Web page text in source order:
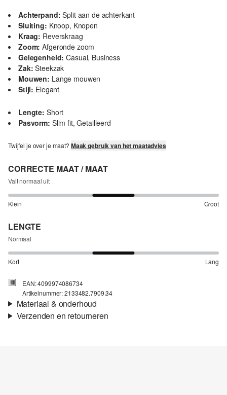
Achterpand: Split aan de achterkant
Sluiting: Knoop, Knopen
Kraag: Reverskraag
Zoom: Afgeronde zoom
Gelegenheid: Casual, Business
Zak: Steekzak
Mouwen: Lange mouwen
Stijl: Elegant
Lengte: Short
Pasvorm: Slim fit, Getailleerd
Twijfel je over je maat? Maak gebruik van het maatadvies
CORRECTE MAAT / MAAT
Valt normaal uit
Klein Groot
LENGTE
Normaal
Kort Lang
EAN: 4099974086734
Artikelnummer: 2133482.7909.34
Materiaal & onderhoud
Verzenden en retourneren